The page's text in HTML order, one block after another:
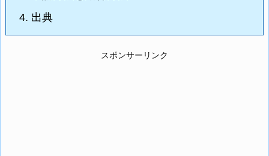
4. 出典
スポンサーリンク